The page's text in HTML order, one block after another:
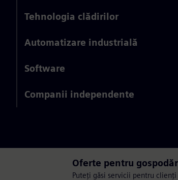
Tehnologia clădirilor
Automatizare industrială
Software
Companii independente
Oferte pentru
Puteți găsi servicii pentru